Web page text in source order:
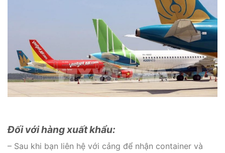
Đối với hàng xuất khẩu:
– Sau khi bạn liên hệ với cảng để nhận container và